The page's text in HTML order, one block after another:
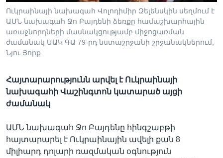
Ուկրաինայի նախագահ Վոլոդիմիր Զելենսկին սեղմում է
ԱՄՆ նախագահ Ջո Բայդենի ձեռքը համաշխարհային
առաջնորդների մասնակցությամբ միջոցառման
ժամանակ ՄԱԿ ԳԱ 79-րդ նստաշրջանի շրջանակներում,
Նյու Յորք
Հայտարարությունն արվել է Ուկրաինայի
նախագահի Վաշինգտոն կատարած այցի
ժամանակ
ԱՄՆ նախագահ Ջո Բայդենը հինգշաբթի
հայտարարել է Ուկրաինային ավելի քան 8
միլիարդ դոլարի ռազմական օգնություն